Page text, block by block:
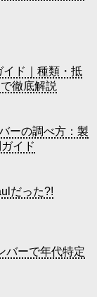
ド｜種類・抵
徹底解説
ーの調べ方：製
イド
だった?!
バーで年代特定